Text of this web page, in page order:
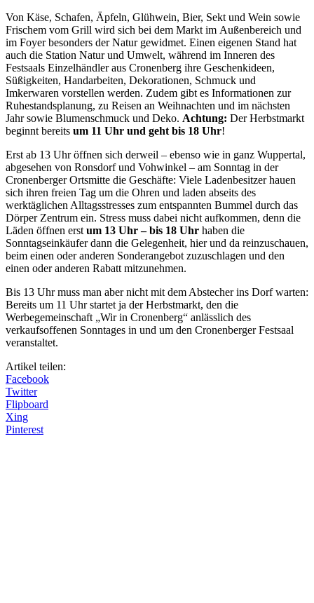
Von Käse, Schafen, Äpfeln, Glühwein, Bier, Sekt und Wein sowie
Frischem vom Grill wird sich bei dem Markt im Außenbereich und
im Foyer besonders der Natur gewidmet. Einen eigenen Stand hat
auch die Station Natur und Umwelt, während im Inneren des
Festsaals Einzelhändler aus Cronenberg ihre Geschenkideen,
Süßigkeiten, Handarbeiten, Dekorationen, Schmuck und
Imkerwaren vorstellen werden. Zudem gibt es Informationen zur
Ruhestandsplanung, zu Reisen an Weihnachten und im nächsten
Jahr sowie Blumenschmuck und Deko. Achtung: Der Herbstmarkt
beginnt bereits um 11 Uhr und geht bis 18 Uhr!
Erst ab 13 Uhr öffnen sich derweil – ebenso wie in ganz Wuppertal,
abgesehen von Ronsdorf und Vohwinkel – am Sonntag in der
Cronenberger Ortsmitte die Geschäfte: Viele Ladenbesitzer hauen
sich ihren freien Tag um die Ohren und laden abseits des
werktäglichen Alltagsstresses zum entspannten Bummel durch das
Dörper Zentrum ein. Stress muss dabei nicht aufkommen, denn die
Läden öffnen erst um 13 Uhr – bis 18 Uhr haben die
Sonntagseinkäufer dann die Gelegenheit, hier und da reinzuschauen,
beim einen oder anderen Sonderangebot zuzuschlagen und den
einen oder anderen Rabatt mitzunehmen.
Bis 13 Uhr muss man aber nicht mit dem Abstecher ins Dorf warten:
Bereits um 11 Uhr startet ja der Herbstmarkt, den die
Werbegemeinschaft „Wir in Cronenberg“ anlässlich des
verkaufsoffenen Sonntages in und um den Cronenberger Festsaal
veranstaltet.
Artikel teilen:
Facebook
Twitter
Flipboard
Xing
Pinterest